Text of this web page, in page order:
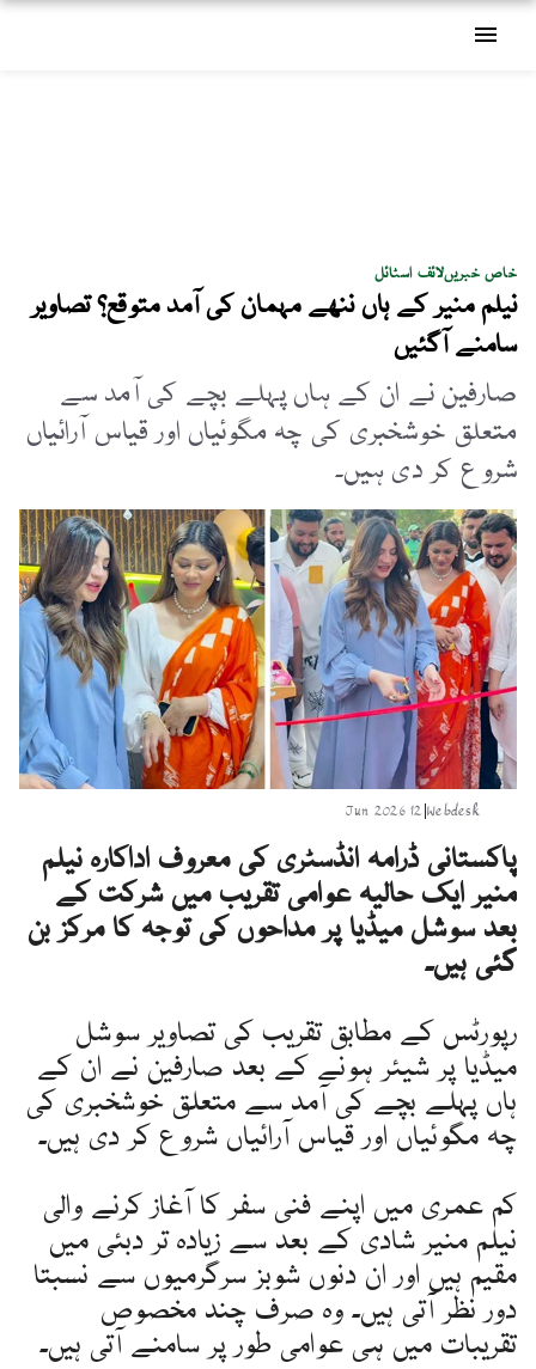
menu
خاص خبریںلائف اسٹائل
نیلم منیر کے ہاں ننھے مہمان کی آمد متوقع؟ تصاویر
سامنے آگئیں
صارفین نے ان کے ہاں پہلے بچے کی آمد سے
متعلق خوشخبری کی چہ مگوئیاں اور قیاس آرائیاں
شروع کر دی ہیں۔
Webdesk
|
12 Jun 2026
پاکستانی ڈرامہ انڈسٹری کی معروف اداکارہ نیلم
منیر ایک حالیہ عوامی تقریب میں شرکت کے
بعد سوشل میڈیا پر مداحوں کی توجہ کا مرکز بن
گئی ہیں۔
رپورٹس کے مطابق تقریب کی تصاویر سوشل
میڈیا پر شیئر ہونے کے بعد صارفین نے ان کے
ہاں پہلے بچے کی آمد سے متعلق خوشخبری کی
چہ مگوئیاں اور قیاس آرائیاں شروع کر دی ہیں۔
کم عمری میں اپنے فنی سفر کا آغاز کرنے والی
نیلم منیر شادی کے بعد سے زیادہ تر دبئی میں
مقیم ہیں اور ان دنوں شوبز سرگرمیوں سے نسبتا
دور نظر آتی ہیں۔ وہ صرف چند مخصوص
تقریبات میں ہی عوامی طور پر سامنے آتی ہیں۔